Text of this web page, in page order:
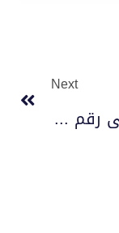
Next
احصل على رقم التقرير الفني سلامة2024